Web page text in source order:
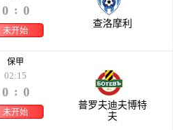
未开始
0 : 0
查洛摩利
未开始
02:15
保甲
0 : 0
普罗夫迪夫博特
夫